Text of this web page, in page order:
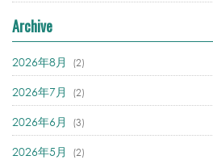
Archive
2026年8月 (2)
2026年7月 (2)
2026年6月 (3)
2026年5月 (2)